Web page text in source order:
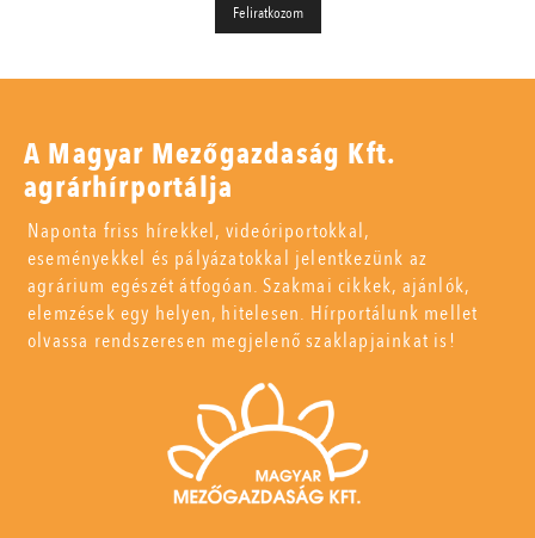
A Magyar Mezőgazdaság Kft.
agrárhírportálja
Naponta friss hírekkel, videóriportokkal,
eseményekkel és pályázatokkal jelentkezünk az
agrárium egészét átfogóan. Szakmai cikkek, ajánlók,
elemzések egy helyen, hitelesen. Hírportálunk mellet
olvassa rendszeresen megjelenő szaklapjainkat is!